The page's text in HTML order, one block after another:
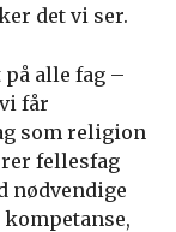
det vi ser.
alle fag –
får
som religion
fellesfag
nødvendige